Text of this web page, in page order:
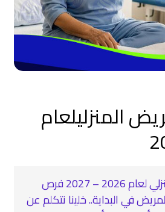
المنزليلعام
وظائف التمريض المنزلي لعام 2026 – 2027 فرص
في البداية.. خلينا نتكلم عن